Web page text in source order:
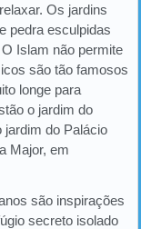
Os jardins
pedra esculpidas
Islam não permite
são tão famosos
longe para
o jardim do
jardim do Palácio
Major, em
são inspirações
secreto isolado